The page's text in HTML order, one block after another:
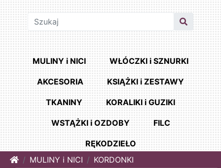
MULINY i NICI WŁÓCZKI i SZNURKI
AKCESORIA KSIĄŻKI i ZESTAWY
TKANINY KORALIKI i GUZIKI
WSTĄŻKI i OZDOBY FILC
RĘKODZIEŁO
HomeMULINY i NICI
KORDONKI